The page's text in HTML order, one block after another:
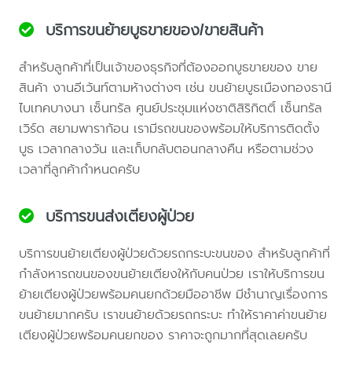
บริการขนย้ายบูธขายของ/ขายสินค้า
สำหรับลูกค้าที่เป็นเจ้าของธุรกิจที่ต้องออกบูธขายของ ขาย
สินค้า งานอีเว้นท์ตามห้างต่างๆ เช่น ขนย้ายบูธเมืองทองธานี
ไบเทคบางนา เซ็นทรัล ศูนย์ประชุมแห่งชาติสิริกิตติ์ เซ็นทรัล
เวิร์ด สยามพาราก้อน เรามีรถขนของพร้อมให้บริการติดตั้ง
บูธ เวลากลางวัน และเก็บกลับตอนกลางคืน หรือตามช่วง
เวลาที่ลูกค้ากำหนดครับ
บริการขนส่งเตียงผู้ป่วย
บริการขนย้ายเตียงผู้ป่วยด้วยรถกระบะขนของ สำหรับลูกค้าที่
กำลังหารถขนของขนย้ายเตียงให้กับคนป่วย เราให้บริการขน
ย้ายเตียงผู้ป่วยพร้อมคนยกด้วยมืออาชีพ มีชำนาญเรื่องการ
ขนย้ายมากครับ เราขนย้ายด้วยรถกระบะ ทำให้ราคาค่าขนย้าย
เตียงผู้ป่วยพร้อมคนยกของ ราคาจะถูกมากที่สุดเลยครับ